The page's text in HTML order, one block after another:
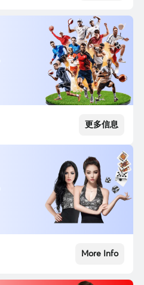
更多信息
More Info